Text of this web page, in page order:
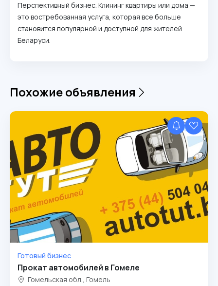
Перспективный бизнес. Клининг квартиры или дома —
это востребованная услуга, которая все больше
становится популярной и доступной для жителей
Беларуси.
Похожие объявления
Готовый бизнес
Прокат автомобилей в Гомеле
Гомельская обл., Гомель